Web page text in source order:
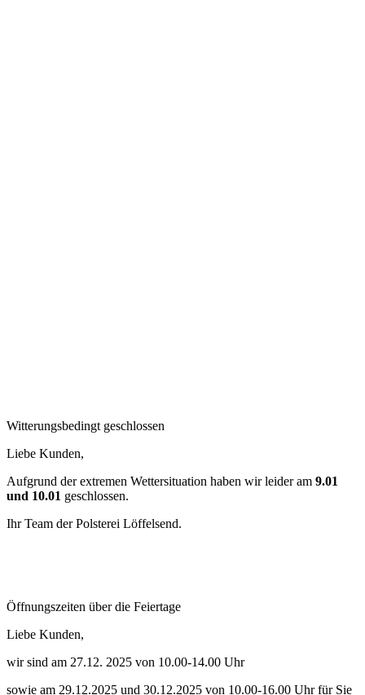
Witterungsbedingt geschlossen
Liebe Kunden,
Aufgrund der extremen Wettersituation haben wir leider am 9.01
und 10.01 geschlossen.
Ihr Team der Polsterei Löffelsend.
Öffnungszeiten über die Feiertage
Liebe Kunden,
wir sind am 27.12. 2025 von 10.00-14.00 Uhr
sowie am 29.12.2025 und 30.12.2025 von 10.00-16.00 Uhr für Sie